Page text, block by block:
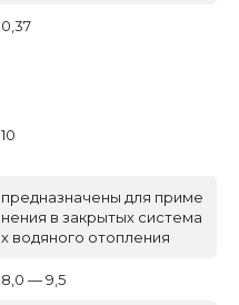
0,37
10
предназначены для приме
нения в закрытых система
х водяного отопления
8,0 — 9,5